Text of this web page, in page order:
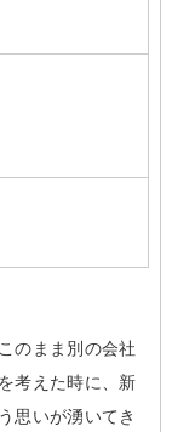
のまま別の会社
考えた時に、新
思いが湧いてき